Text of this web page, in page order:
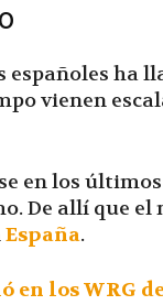
|
ha
vienen
en los
De allí que el
España.
los WRG